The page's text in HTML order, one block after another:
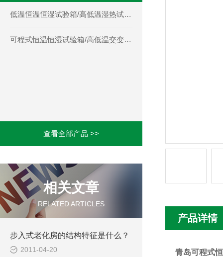
低温恒温恒湿试验箱/高低温湿热试验箱
可程式恒温恒湿试验箱/高低温交变湿热试验箱
查看全部产品 >>
相关文章
RELATED ARTICLES
步入式老化房的结构特征是什么？
2011-04-20
产品详情
青岛可程式